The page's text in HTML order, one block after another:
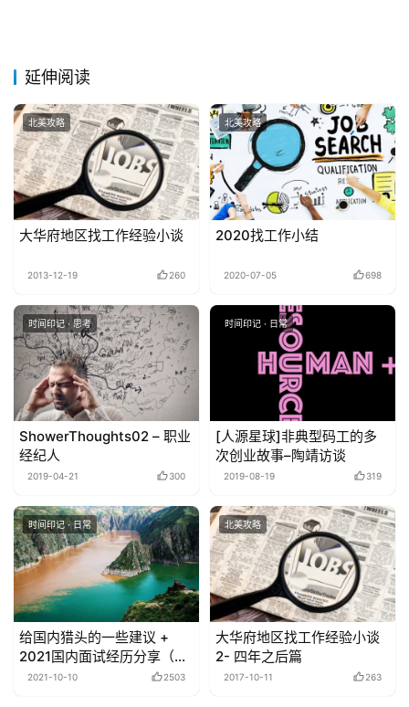
延伸阅读
北美攻略
大华府地区找工作经验小谈
2013-12-19 260
北美攻略
2020找工作小结
2020-07-05 698
时间印记 · 思考
ShowerThoughts02 – 职业
经纪人
2019-04-21 300
时间印记 · 日常
[人源星球]非典型码工的多
次创业故事–陶靖访谈
2019-08-19 319
时间印记 · 日常
给国内猎头的一些建议 +
2021国内面试经历分享（吐
槽）
2021-10-10 2503
北美攻略
大华府地区找工作经验小谈
2- 四年之后篇
2017-10-11 263